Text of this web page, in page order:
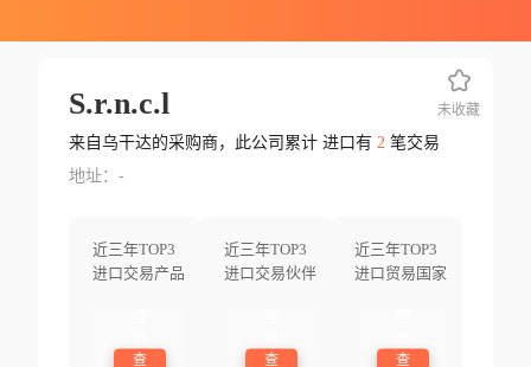
S.r.n.c.l
来自乌干达的采购商，此公司累计 进口有 2笔交易
地址：-
近三年TOP3
进口交易产品
查
近三年TOP3
进口交易伙伴
查
近三年TOP3
进口贸易国家
查
未收藏